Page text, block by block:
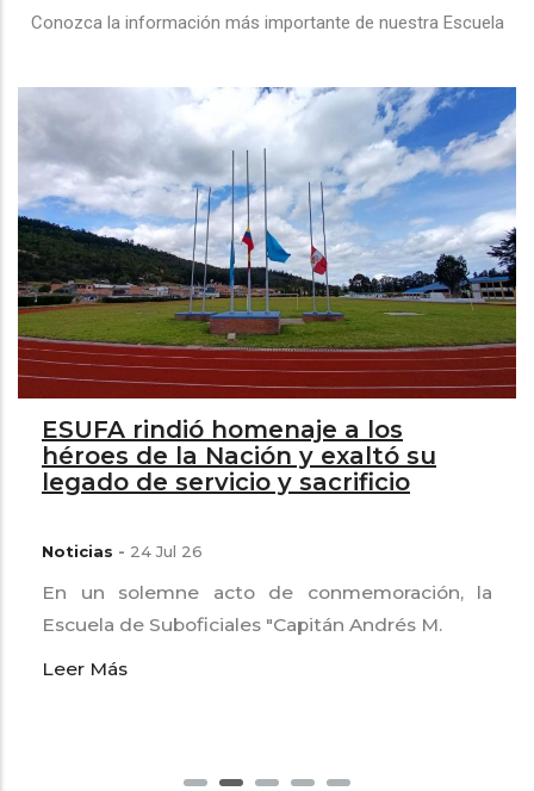
Conozca la información más importante de nuestra Escuela
ESUFA rindió homenaje a los
héroes de la Nación y exaltó su
legado de servicio y sacrificio
Noticias - 24 Jul 26
En un solemne acto de conmemoración, la
Escuela de Suboficiales "Capitán Andrés M.
Leer Más